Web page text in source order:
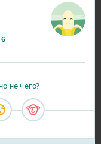
не чего?
23